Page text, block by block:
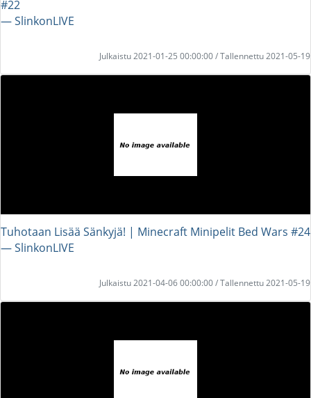
#22
― SlinkonLIVE
Julkaistu 2021-01-25 00:00:00 / Tallennettu 2021-05-19
Tuhotaan Lisää Sänkyjä! | Minecraft Minipelit Bed Wars #24
― SlinkonLIVE
Julkaistu 2021-04-06 00:00:00 / Tallennettu 2021-05-19